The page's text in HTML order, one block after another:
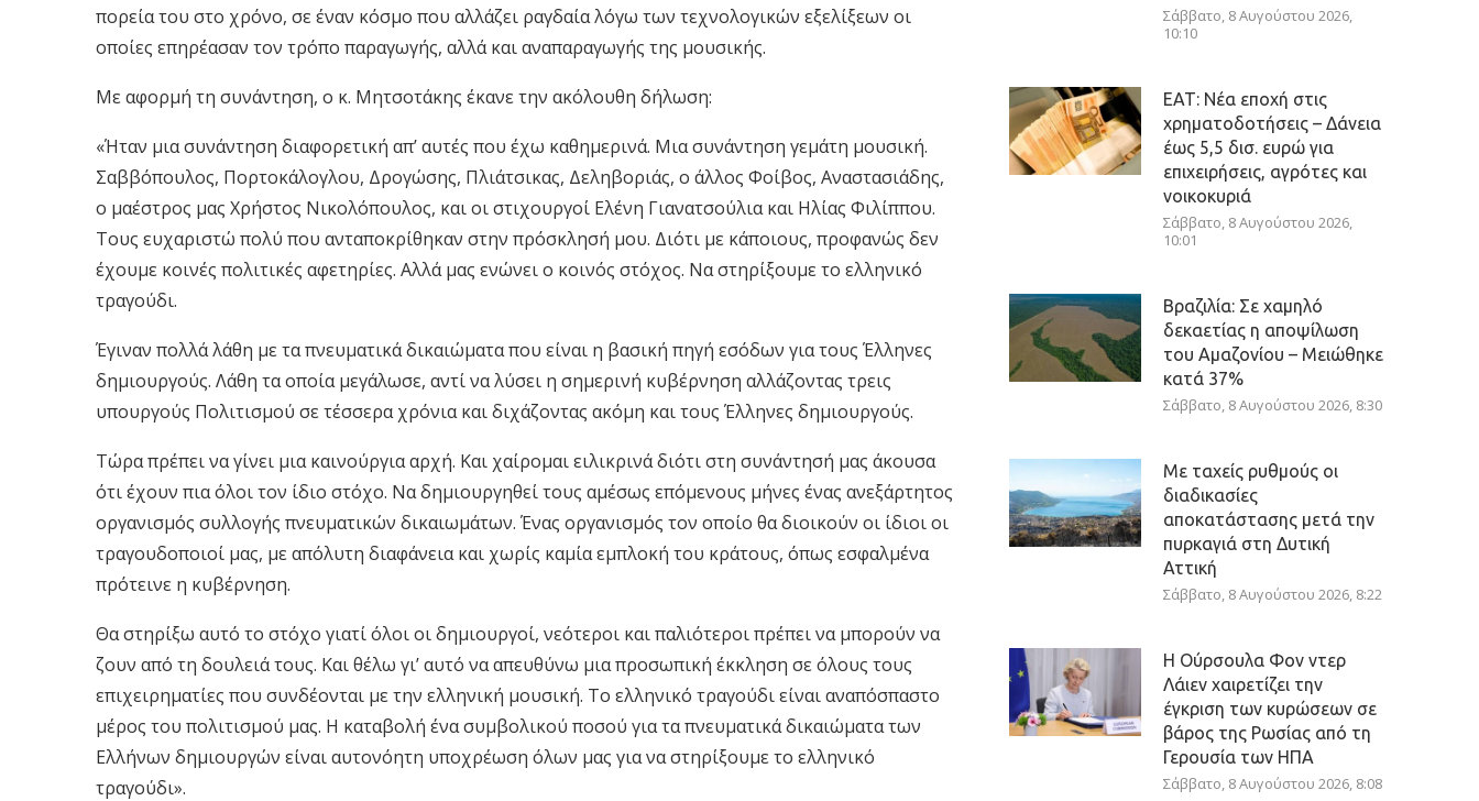
πορεία του στο χρόνο, σε έναν κόσμο που αλλάζει ραγδαία λόγω των τεχνολογικών εξελίξεων οι
οποίες επηρέασαν τον τρόπο παραγωγής, αλλά και αναπαραγωγής της μουσικής.
Με αφορμή τη συνάντηση, ο κ. Μητσοτάκης έκανε την ακόλουθη δήλωση:
«Ήταν μια συνάντηση διαφορετική απ’ αυτές που έχω καθημερινά. Μια συνάντηση γεμάτη μουσική.
Σαββόπουλος, Πορτοκάλογλου, Δρογώσης, Πλιάτσικας, Δεληβοριάς, ο άλλος Φοίβος, Αναστασιάδης,
ο μαέστρος μας Χρήστος Νικολόπουλος, και οι στιχουργοί Ελένη Γιανατσούλια και Ηλίας Φιλίππου.
Τους ευχαριστώ πολύ που ανταποκρίθηκαν στην πρόσκλησή μου. Διότι με κάποιους, προφανώς δεν
έχουμε κοινές πολιτικές αφετηρίες. Αλλά μας ενώνει ο κοινός στόχος. Να στηρίξουμε το ελληνικό
τραγούδι.
Έγιναν πολλά λάθη με τα πνευματικά δικαιώματα που είναι η βασική πηγή εσόδων για τους Έλληνες
δημιουργούς. Λάθη τα οποία μεγάλωσε, αντί να λύσει η σημερινή κυβέρνηση αλλάζοντας τρεις
υπουργούς Πολιτισμού σε τέσσερα χρόνια και διχάζοντας ακόμη και τους Έλληνες δημιουργούς.
Τώρα πρέπει να γίνει μια καινούργια αρχή. Και χαίρομαι ειλικρινά διότι στη συνάντησή μας άκουσα
ότι έχουν πια όλοι τον ίδιο στόχο. Να δημιουργηθεί τους αμέσως επόμενους μήνες ένας ανεξάρτητος
οργανισμός συλλογής πνευματικών δικαιωμάτων. Ένας οργανισμός τον οποίο θα διοικούν οι ίδιοι οι
τραγουδοποιοί μας, με απόλυτη διαφάνεια και χωρίς καμία εμπλοκή του κράτους, όπως εσφαλμένα
πρότεινε η κυβέρνηση.
Θα στηρίξω αυτό το στόχο γιατί όλοι οι δημιουργοί, νεότεροι και παλιότεροι πρέπει να μπορούν να
ζουν από τη δουλειά τους. Και θέλω γι’ αυτό να απευθύνω μια προσωπική έκκληση σε όλους τους
επιχειρηματίες που συνδέονται με την ελληνική μουσική. Το ελληνικό τραγούδι είναι αναπόσπαστο
μέρος του πολιτισμού μας. Η καταβολή ένα συμβολικού ποσού για τα πνευματικά δικαιώματα των
Ελλήνων δημιουργών είναι αυτονόητη υποχρέωση όλων μας για να στηρίξουμε το ελληνικό
τραγούδι».
Σάββατο, 8 Αυγούστου 2026,
10:10
ΕΑΤ: Νέα εποχή στις
χρηματοδοτήσεις – Δάνεια
έως 5,5 δισ. ευρώ για
επιχειρήσεις, αγρότες και
νοικοκυριά
Σάββατο, 8 Αυγούστου 2026,
10:01
Βραζιλία: Σε χαμηλό
δεκαετίας η αποψίλωση
του Αμαζονίου – Μειώθηκε
κατά 37%
Σάββατο, 8 Αυγούστου 2026, 8:30
Με ταχείς ρυθμούς οι
διαδικασίες
αποκατάστασης μετά την
πυρκαγιά στη Δυτική
Αττική
Σάββατο, 8 Αυγούστου 2026, 8:22
Η Ούρσουλα Φον ντερ
Λάιεν χαιρετίζει την
έγκριση των κυρώσεων σε
βάρος της Ρωσίας από τη
Γερουσία των ΗΠΑ
Σάββατο, 8 Αυγούστου 2026, 8:08